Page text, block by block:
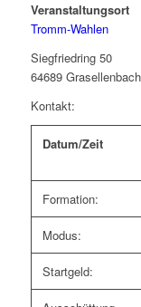
Veranstaltungsort
Tromm-Wahlen
Siegfriedring 50
64689 Grasellenbach
Kontakt:
Datum/Zeit
Formation:
Modus:
Startgeld: